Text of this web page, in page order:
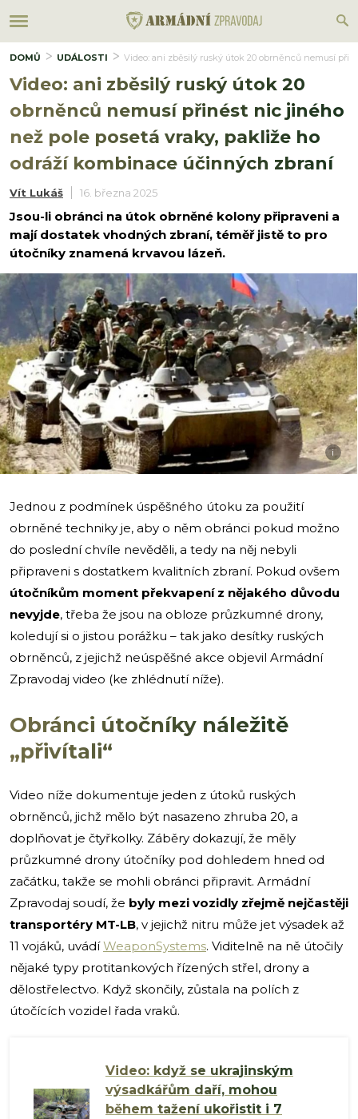
DOMŮ UDÁLOSTI Video: ani zběsilý ruský útok 20 obrněnců nemusí
Video: ani zběsilý ruský útok 20
obrněnců nemusí přinést nic jiného
než pole posetá vraky, pakliže ho
odráží kombinace účinných zbraní
Vít Lukáš 16. března 2025
Jsou-li obránci na útok obrněné kolony připraveni a
mají dostatek vhodných zbraní, téměř jistě to pro
útočníky znamená krvavou lázeň.
i
Jednou z podmínek úspěšného útoku za použití
obrněné techniky je, aby o něm obránci pokud možno
do poslední chvíle nevěděli, a tedy na něj nebyli
připraveni s dostatkem kvalitních zbraní. Pokud ovšem
útočníkům moment překvapení z nějakého důvodu
nevyjde, třeba že jsou na obloze průzkumné drony,
koledují si o jistou porážku – tak jako desítky ruských
obrněnců, z jejichž neúspěšné akce objevil Armádní
Zpravodaj video (ke zhlédnutí níže).
Obránci útočníky náležitě
„přivítali“
Video níže dokumentuje jeden z útoků ruských
obrněnců, jichž mělo být nasazeno zhruba 20, a
doplňovat je čtyřkolky. Záběry dokazují, že měly
průzkumné drony útočníky pod dohledem hned od
začátku, takže se mohli obránci připravit. Armádní
Zpravodaj soudí, že byly mezi vozidly zřejmě nejčastěji
transportéry MT-LB, v jejichž nitru může jet výsadek až
11 vojáků, uvádíWeaponSystems. Viditelně na ně útočily
nějaké typy protitankových řízených střel, drony a
dělostřelectvo. Když skončily, zůstala na polích z
útočících vozidel řada vraků.
Video: když se ukrajinským
výsadkářům daří, mohou
během tažení ukořistit i 7